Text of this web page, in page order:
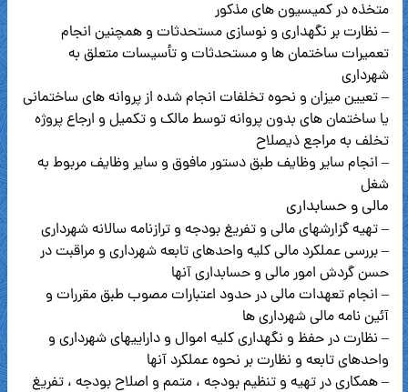
متخذه در کمیسیون های مذکور
– نظارت بر نگهداری و نوسازی مستحدثات و همچنین انجام
تعمیرات ساختمان ها و مستحدثات و تأسیسات متعلق به
شهرداری
– تعیین میزان و نحوه تخلفات انجام شده از پروانه های ساختمانی
یا ساختمان های بدون پروانه توسط مالک و تکمیل و ارجاع پروژه
تخلف به مراجع ذیصلاح
– انجام سایر وظایف طبق دستور مافوق و سایر وظایف مربوط به
شغل
مالی و حسابداری
– تهیه گزارشهای مالی و تفریغ بودجه و ترازنامه سالانه شهرداری
– بررسی عملکرد مالی کلیه واحدهای تابعه شهرداری و مراقبت در
حسن گردش امور مالی و حسابداری آنها
– انجام تعهدات مالی در حدود اعتبارات مصوب طبق مقررات و
آئین نامه مالی شهرداری ها
– نظارت در حفظ و نگهداری کلیه اموال و داراییهای شهرداری و
واحدهای تابعه و نظارت بر نحوه عملکرد آنها
– همکاری در تهیه و تنظیم بودجه ، متمم و اصلاح بودجه ، تفریغ